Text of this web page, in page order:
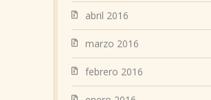
abril 2016
marzo 2016
febrero 2016